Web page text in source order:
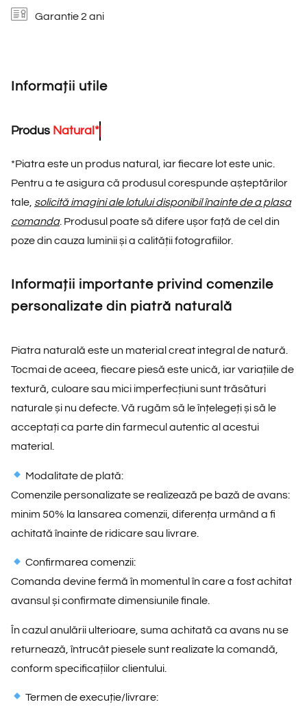
Garantie 2 ani
Informații utile
Produs Natural*
*Piatra este un produs natural, iar fiecare lot este unic.
Pentru a te asigura că produsul corespunde așteptărilor
tale, solicită imagini ale lotului disponibil înainte de a plasa
comanda. Produsul poate să difere ușor față de cel din
poze din cauza luminii și a calității fotografiilor.
Informații importante privind comenzile
personalizate din piatră naturală
Piatra naturală este un material creat integral de natură.
Tocmai de aceea, fiecare piesă este unică, iar variațiile de
textură, culoare sau mici imperfecțiuni sunt trăsături
naturale și nu defecte. Vă rugăm să le înțelegeți și să le
acceptați ca parte din farmecul autentic al acestui
material.
Modalitate de plată:
Comenzile personalizate se realizează pe bază de avans:
minim 50% la lansarea comenzii, diferența urmând a fi
achitată înainte de ridicare sau livrare.
Confirmarea comenzii:
Comanda devine fermă în momentul în care a fost achitat
avansul și confirmate dimensiunile finale.
În cazul anulării ulterioare, suma achitată ca avans nu se
returnează, întrucât piesele sunt realizate la comandă,
conform specificațiilor clientului.
Termen de execuție/livrare: